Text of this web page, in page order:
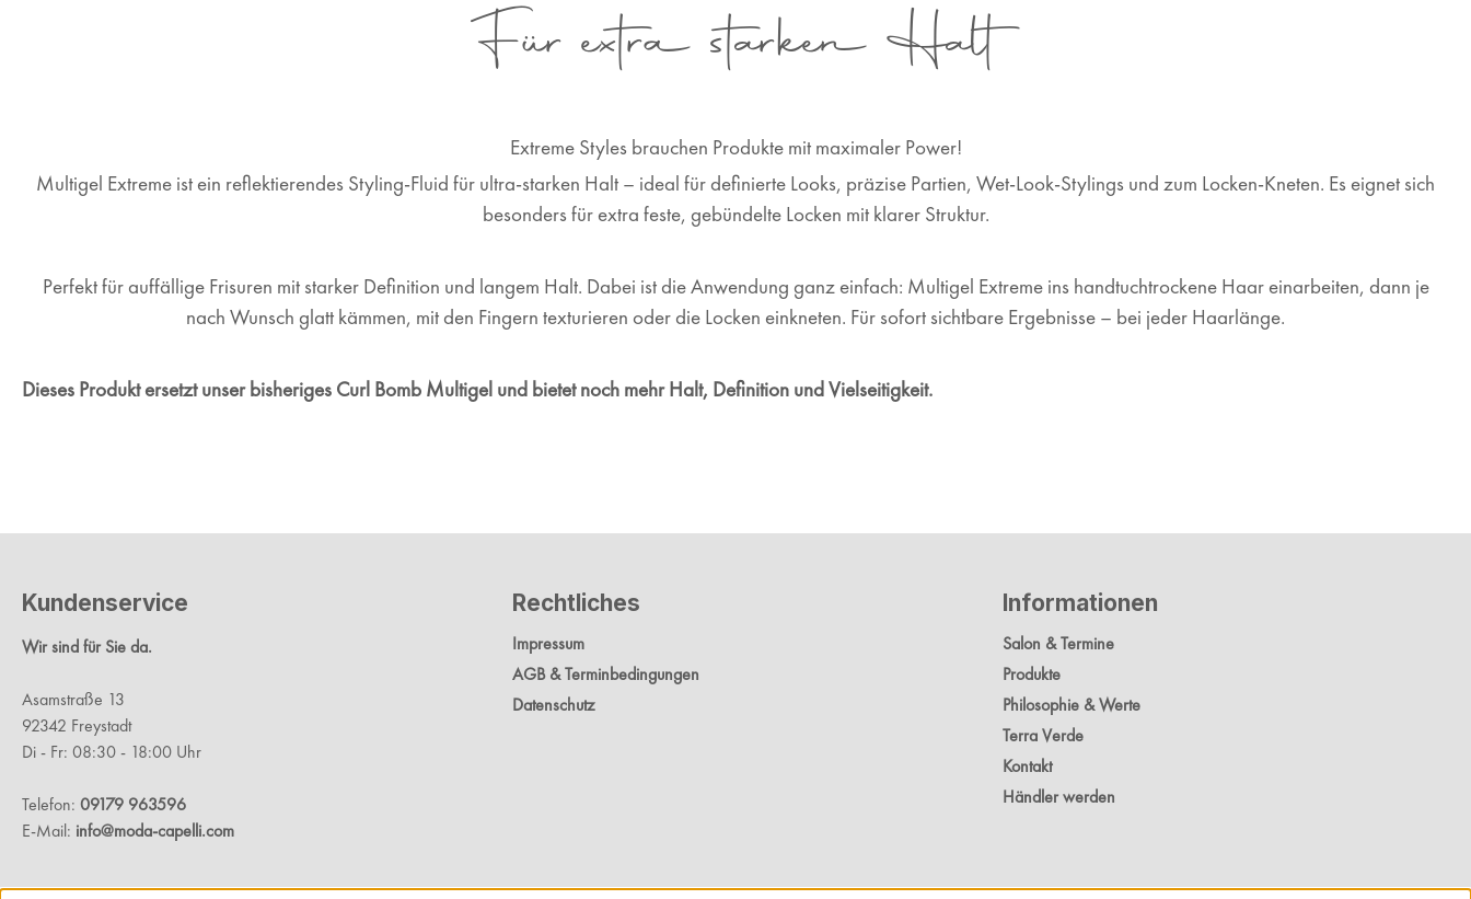
Für extra starken Halt
Extreme Styles brauchen Produkte mit maximaler Power!
Multigel Extreme ist ein reflektierendes Styling-Fluid für ultra-starken Halt – ideal für definierte Looks, präzise Partien, Wet-Look-Stylings und zum Locken-Kneten. Es eignet sich
besonders für extra feste, gebündelte Locken mit klarer Struktur.
Perfekt für auffällige Frisuren mit starker Definition und langem Halt. Dabei ist die Anwendung ganz einfach: Multigel Extremeins handtuchtrockene Haar einarbeiten, dann je
nach Wunsch glatt kämmen, mit den Fingern texturieren oder die Locken einkneten. Für sofort sichtbare Ergebnisse – bei jeder Haarlänge.
Dieses Produktersetzt unser bisheriges Curl Bomb Multigel und bietet noch mehr Halt, Definition und Vielseitigkeit.
Kundenservice
Wir sind für Sie da.
Asamstraße 13
92342 Freystadt
Di - Fr: 08:30 - 18:00 Uhr
Telefon: 09179 963596
E-Mail: info@moda-capelli.com
Rechtliches
Impressum
AGB & Terminbedingungen
Datenschutz
Informationen
Salon & Termine
Produkte
Philosophie & Werte
Terra Verde
Kontakt
Händler werden